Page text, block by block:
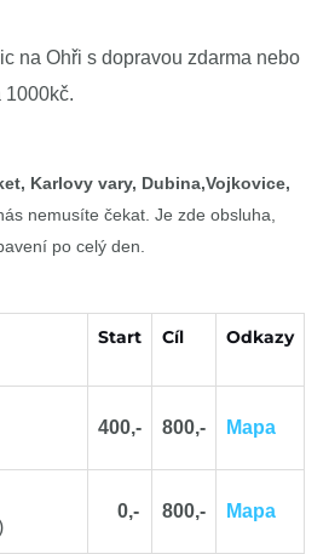
na Ohři s dopravou zdarma nebo
1000kč.
Karlovy vary, Dubina,Vojkovice,
nemusíte čekat. Je zde obsluha,
po celý den.
Start Cíl Odkazy
400,- 800,- Mapa
0,- 800,- Mapa